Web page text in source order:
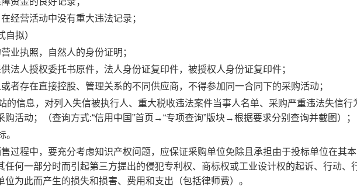
经营活动中没有重大违法记录；
拟）
业执照，自然人的身份证明；
法人授权委托书原件，法人身份证复印件，被授权人身份证复印件；
者存在直接控股、管理关系的不同供应商，不得参加同一合同下的采购活动；
的信息，对列入失信被执行人、重大税收违法案件当事人名单、采购严重违法失信行
活动；（查询方式:“信用中国”首页→“专项查询”版块→根据要求分别查询并截图）；
。
过程中，要充分考虑知识产权问题，应保证采购单位免除且承担由于投标单位在其
任何一部分时而引起第三方提出的侵犯专利权、商标权或工业设计权的起诉、行动、
为此而产生的损失和损害、费用和支出（包括律师费）。